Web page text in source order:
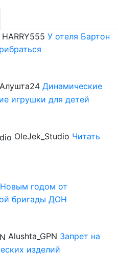
HARRY555 У отеля Бартон
Алушта24 Динамические
игрушки для детей
OleJek_Studio Читать
годом от
бригады ДОН
Alushta_GPN Запрет на
изделий